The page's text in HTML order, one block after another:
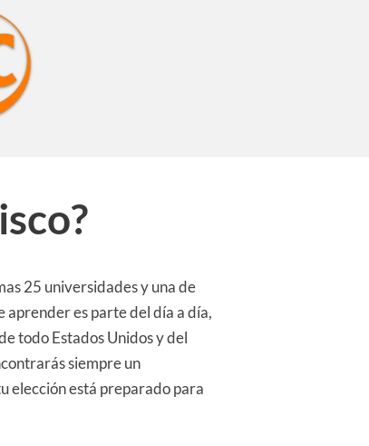
25 universidades y una de
aprender es parte del día a día,
todo Estados Unidos y del
siempre un
elección está preparado para